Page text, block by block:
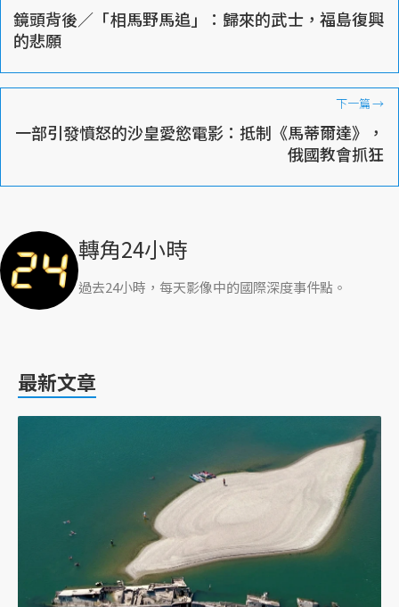
鏡頭背後／「相馬野馬追」：歸來的武士，福島復興
的悲願
下一篇→
一部引發憤怒的沙皇愛慾電影：抵制《馬蒂爾達》，
俄國教會抓狂
轉角24小時
過去24小時，每天影像中的國際深度事件點。
最新文章